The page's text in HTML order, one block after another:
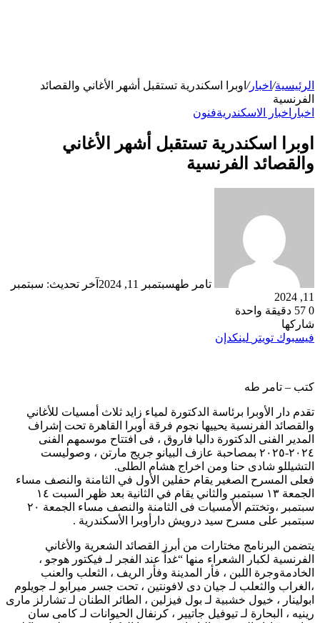
الرئيسية/ اخبار/ اوبرا اسكندرية تستقبل أشهر الأغاني والقصائد
الفرنسية
اخبار اخبار الاسكندريةفنون
اوبرا اسكندرية تستقبل أشهر الأغاني
والقصائد الفرنسية
تامر طهسبتمبر 11, 2024
آخر تحديث: سبتمبر
11, 2024
0
دقيقة واحدة
شاركها
فيسبوك تويتر لينكدإن
كتب – تامر طه
تقدم دار الأوبرا برئاسة الدكتورة لمياء زايد ثلاث أمسيات للأغاني
والقصائد الفرنسية يحييها نجوم فرقة أوبرا القاهرة تحت إشراف
المدير الفنى الدكتورة داليا فاروق ، فى افتتاح موسمهم الفنى
٢٠٢٤-٢٠٢٥ بمصاحبة عازف البيانو جريج مارتن ، وصوليست
التشيللو شادى حنا ومن اخراج هشام الطلى.
فعلى المسرح الصغير يقام حفلين الأول في الثامنة والنصف مساء
الجمعة ١٣ سبتمبر والثاني يقام في الثانية بعد ظهر السبت ١٤
سبتمبر ،وتختتم الأمسيات فى الثامنة والنصف مساء الجمعة ٢٠
سبتمبر على مسرح سيد درويش دارأوبرا الأسكندرية .
يتضمن البرنامج مختارات من أبرز القصائد الشعرية والأغاني
الفرنسية لكبار الشعراء منها “غداً عند الفجر لـ فيكتور هوجو ،
الخادمةوجرة اللبن ، فأر المدينة وفأر الريف ، الثعلب والعنب
،الغراب والثعلب لـ جيان دى لافونتين ، تحت جسر ميرابو لـ جويلوم
ابولينار ، خيول خشبية لـ بول فيزلين ، الطائر الطنان لـ تشارلز مارى
رينيه ، البحارة لـ تيوفيل جاتيير ، كرنفال الحيوانات لـ كامى سان